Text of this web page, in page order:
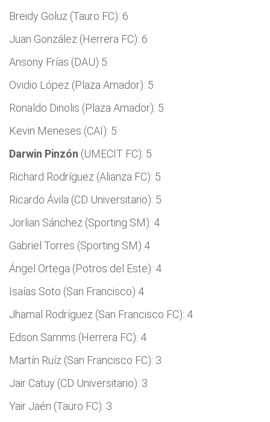
Breidy Goluz (Tauro FC): 6
Juan González (Herrera FC): 6
Ansony Frías (DAU) 5
Ovidio López (Plaza Amador): 5
Ronaldo Dinolis (Plaza Amador): 5
Kevin Meneses (CAI): 5
Darwin Pinzón (UMECIT FC): 5
Richard Rodríguez (Alianza FC): 5
Ricardo Ávila (CD Universitario): 5
Jorlian Sánchez (Sporting SM): 4
Gabriel Torres (Sporting SM) 4
Ángel Ortega (Potros del Este): 4
Isaías Soto (San Francisco) 4
Jhamal Rodríguez (San Francisco FC): 4
Edson Samms (Herrera FC): 4
Martín Ruíz (San Francisco FC): 3
Jair Catuy (CD Universitario): 3
Yair Jaén (Tauro FC): 3